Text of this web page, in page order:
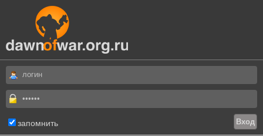
запомнить